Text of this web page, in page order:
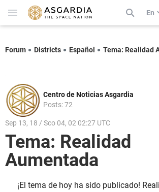
En
Forum Districts Español Tema: Realidad
Centro de Noticias Asgardia
Posts: 72
Sep 13, 18 / Sco 04, 02 02:27 UTC
Tema: Realidad
Aumentada
¡El tema de hoy ha sido publicado!